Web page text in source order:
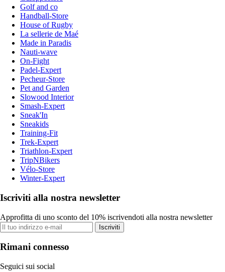
Golf and co
Handball-Store
House of Rugby
La sellerie de Maé
Made in Paradis
Nauti-wave
On-Fight
Padel-Expert
Pecheur-Store
Pet and Garden
Slowood Interior
Smash-Expert
Sneak'In
Sneakids
Training-Fit
Trek-Expert
Triathlon-Expert
TripNBikers
Vélo-Store
Winter-Expert
Iscriviti alla nostra newsletter
Approfitta di uno sconto del 10% iscrivendoti alla nostra newsletter
Iscriviti
Rimani connesso
Seguici sui social